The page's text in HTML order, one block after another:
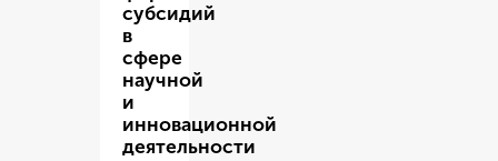
субсидий
в
сфере
научной
и
инновационной
деятельности